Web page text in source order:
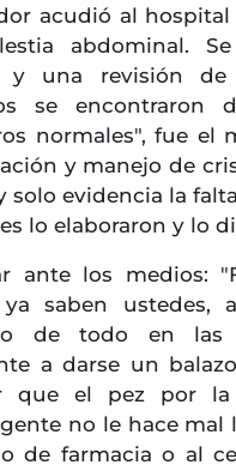
acudió al hospital
abdominal.
y una revisión de
se encontraron
normales", fue el
y manejo de
solo evidencia la
lo elaboraron y lo
ante los medios:
saben ustedes,
de todo en las
a darse un
que el pez por la
no le hace mal
de farmacia o al